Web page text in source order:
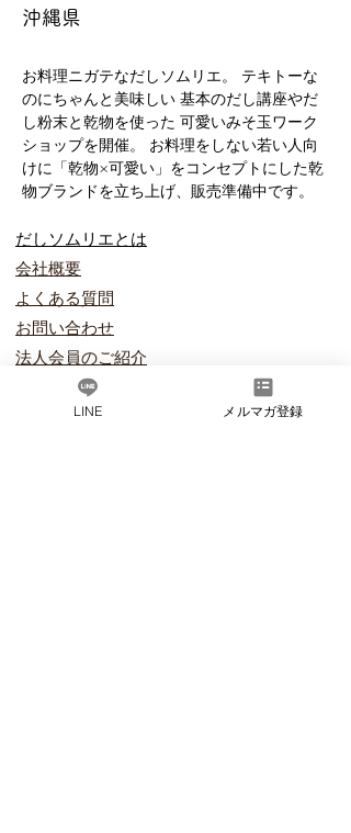
沖縄県
お料理ニガテなだしソムリエ。 テキトーな
のにちゃんと美味しい 基本のだし講座やだ
し粉末と乾物を使った 可愛いみそ玉ワーク
ショップを開催。 お料理をしない若い人向
けに「乾物×可愛い」をコンセプトにした乾
物ブランドを立ち上げ、販売準備中です。
だしソムリエとは​
会社概要
​よくある質問
お問い合わせ
​法人会員のご紹介
プライバシーポリシー
会員規約LINE メルマガ登録